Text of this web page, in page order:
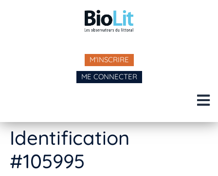
M'INSCRIRE
ME CONNECTER
Identification
#105995